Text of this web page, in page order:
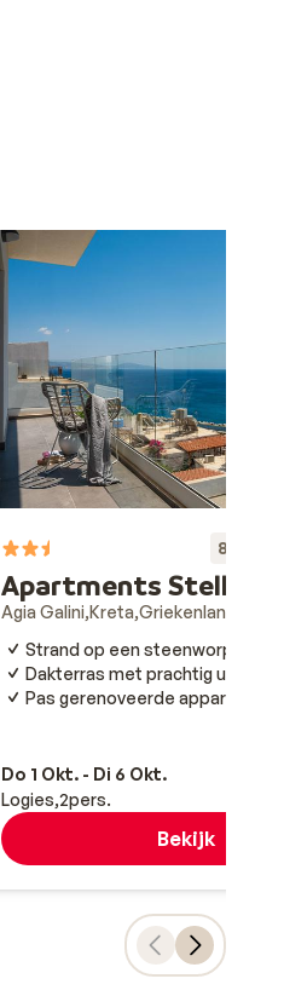
8.9
Apartments Stella
Agia Galini Kreta Griekenland
Strand op een steenworp
Dakterras met prachtig uitzicht
Pas gerenoveerde
Do 1 Okt. - Di 6 Okt.
Logies 2pers.
Bekijk